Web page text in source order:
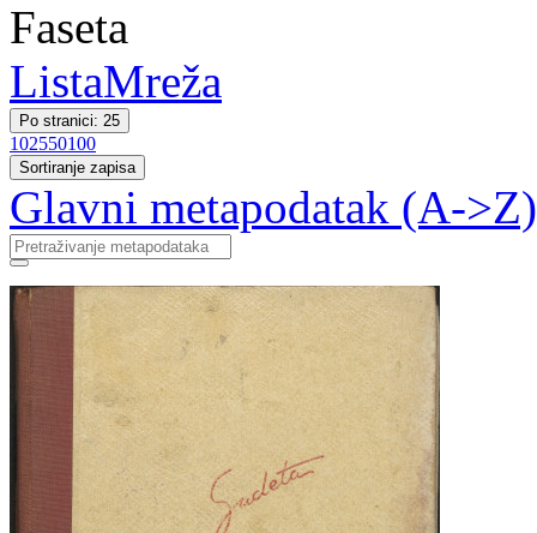
Faseta
ListaMreža
Po stranici: 25
102550100
Sortiranje zapisa
Glavni metapodatak (A->Z)